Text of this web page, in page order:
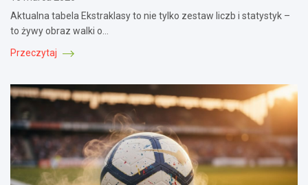
Aktualna tabela Ekstraklasy to nie tylko zestaw liczb i statystyk –
to żywy obraz walki o…
Przeczytaj